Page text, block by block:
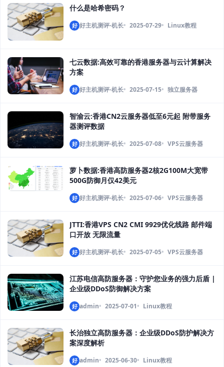
什么是哈希密码？
好 好主机测评-机长 2025-07-29 Linux教程
七云数据:高效可靠的香港服务器与云计算解决
方案
好 好主机测评-机长 2025-07-15 独立服务器
智渝云:香港CN2云服务器低至6元起 附带服务
器测评数据
好 好主机测评-机长 2025-07-08 VPS云服务器
萝卜数据:香港高防服务器2核2G100M大宽带
500G防御月仅42美元
好 好主机测评-机长 2025-07-06 VPS云服务器
JTTI:香港VPS CN2 CMI 9929优化线路 邮件端
口开放 无限流量
好 好主机测评-机长 2025-07-05 VPS云服务器
江苏电信高防服务器：守护您业务的强力后盾 |
企业级DDoS防御解决方案
好 admin 2025-07-01 Linux教程
长治独立高防服务器：企业级DDoS防护解决方
案深度解析
好 admin 2025-06-30 Linux教程